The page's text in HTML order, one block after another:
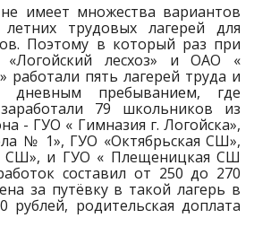
имеет множества вариантов
трудовых лагерей для
Поэтому в который раз при
«Логойский лесхоз» и ОАО «
пять лагерей труда и
пребыванием, где
79 школьников из
- ГУО « Гимназия г. Логойска»,
№ 1», ГУО «Октябрьская СШ»,
СШ», и ГУО « Плещеницкая СШ
составил от 250 до 270
за путёвку в такой лагерь в
рублей, родительская доплата